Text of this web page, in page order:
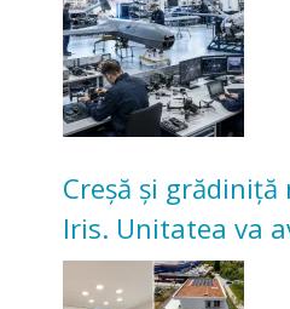
Creșă și
Iris. Unitatea va
pentru copii